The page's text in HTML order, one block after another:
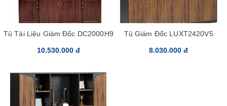
Tủ Tài Liệu Giám Đốc DC2000H9
10.530.000 đ
Tủ Giám Đốc LUXT2420V5
8.030.000 đ